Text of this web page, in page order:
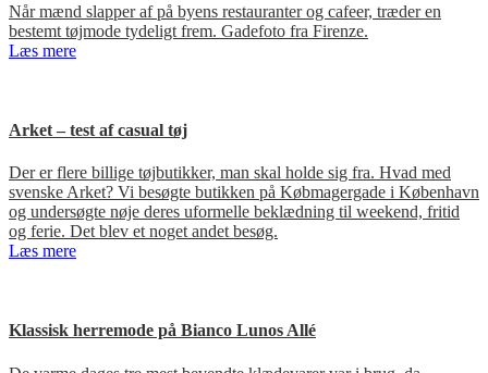
Når mænd slapper af på byens restauranter og cafeer, træder en
bestemt tøjmode tydeligt frem. Gadefoto fra Firenze.
Læs mere
Arket – test af casual tøj
Der er flere billige tøjbutikker, man skal holde sig fra. Hvad med
svenske Arket? Vi besøgte butikken på Købmagergade i København
og undersøgte nøje deres uformelle beklædning til weekend, fritid
og ferie. Det blev et noget andet besøg.
Læs mere
Klassisk herremode på Bianco Lunos Allé